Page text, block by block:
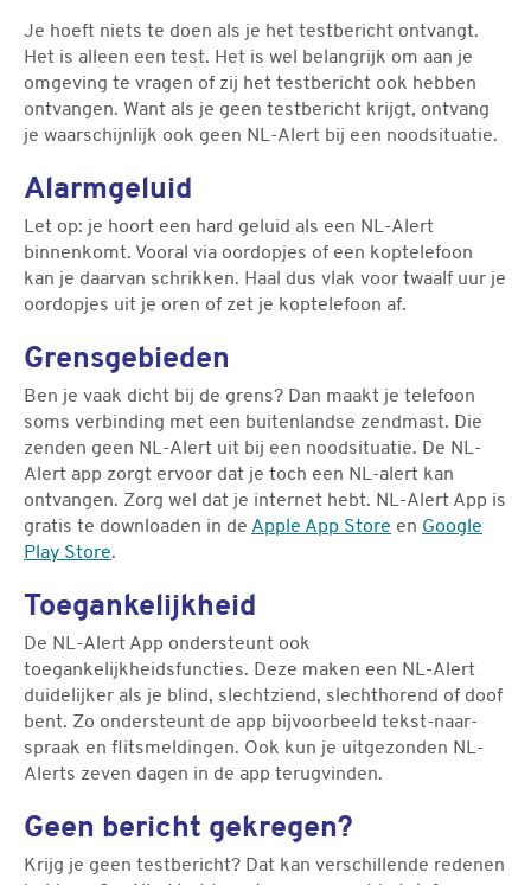
Je hoeft niets te doen als je het testbericht ontvangt.
Het is alleen een test. Het is wel belangrijk om aan je
omgeving te vragen of zij het testbericht ook hebben
ontvangen. Want als je geen testbericht krijgt, ontvang
je waarschijnlijk ook geen NL-Alert bij een noodsituatie.
Alarmgeluid
Let op: je hoort een hard geluid als een NL-Alert
binnenkomt. Vooral via oordopjes of een koptelefoon
kan je daarvan schrikken. Haal dus vlak voor twaalf uur je
oordopjes uit je oren of zet je koptelefoon af.
Grensgebieden
Ben je vaak dicht bij de grens? Dan maakt je telefoon
soms verbinding met een buitenlandse zendmast. Die
zenden geen NL-Alert uit bij een noodsituatie. De NL-
Alert app zorgt ervoor dat je toch een NL-alert kan
ontvangen. Zorg wel dat je internet hebt. NL-Alert App is
gratis te downloaden in de Apple App Store en Google
Play Store.
Toegankelijkheid
De NL-Alert App ondersteunt ook
toegankelijkheidsfuncties. Deze maken een NL-Alert
duidelijker als je blind, slechtziend, slechthorend of doof
bent. Zo ondersteunt de app bijvoorbeeld tekst-naar-
spraak en flitsmeldingen. Ook kun je uitgezonden NL-
Alerts zeven dagen in de app terugvinden.
Geen bericht gekregen?
Krijg je geen testbericht? Dat kan verschillende redenen